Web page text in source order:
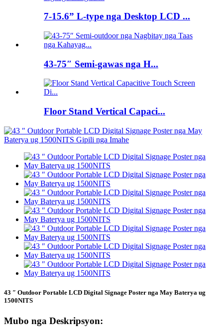
7-15.6” L-type nga Desktop LCD ...
43-75″ Semi-gawas nga H...
Floor Stand Vertical Capaci...
43 ″ Outdoor Portable LCD Digital Signage Poster nga May Baterya ug
1500NITS
Mubo nga Deskripsyon: